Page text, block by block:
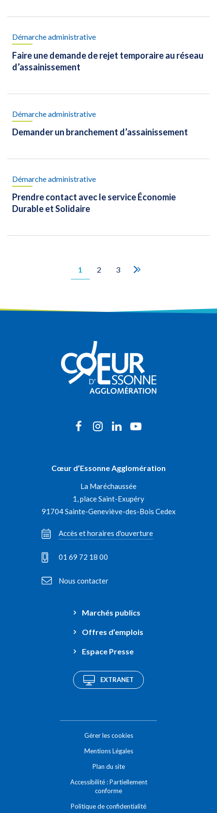
Démarche administrative
Faire une demande de rejet temporaire au réseau
d’assainissement
Démarche administrative
Demander un branchement d’assainissement
Démarche administrative
Prendre contact avec le service Économie
Durable et Solidaire
1 2 3
Page
Lien
le
Facebook
Lien
le
Instagram
Lien
le
Linkedin
Lien
la
Youtube
Cœur d’Essonne Agglomération
La Maréchaussée
1, place Saint-Exupéry
91704 Sainte-Geneviève-des-Bois Cedex
Accès et horaires d'ouverture
01 69 72 18 00
Nous contacter
Marchés publics
Offres d’emplois
Espace Presse
EXTRANET
Gérer les cookies
Mentions Légales
Plan du site
Accessibilité : Partiellement
conforme
Politique de confidentialité